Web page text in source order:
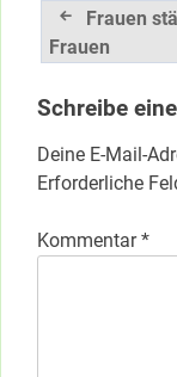
Frauen
Frauen
Schreibe
Deine E-Mail-
Erforderliche
Kommentar*